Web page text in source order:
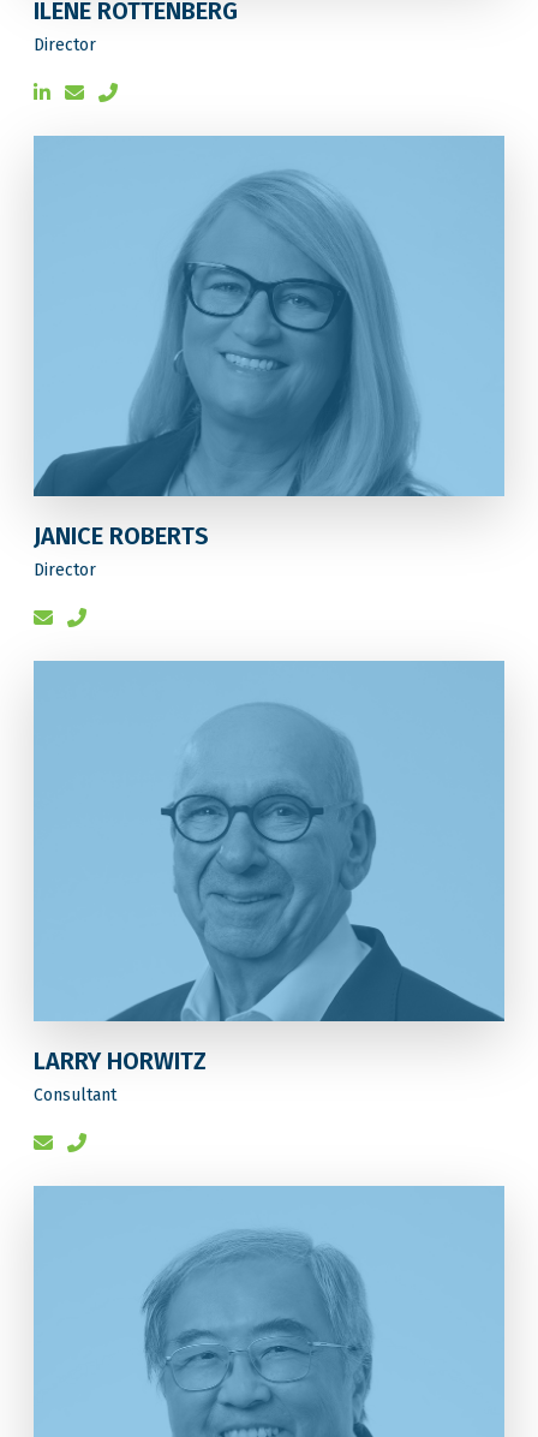
ILENE ROTTENBERG
Director
JANICE ROBERTS
Director
LARRY HORWITZ
Consultant